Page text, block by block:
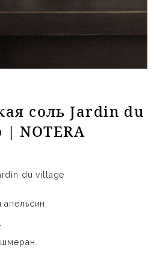
соль Jardin du
| NOTERA
du village